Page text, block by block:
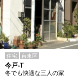
住宅 台東区
今戸-T
冬でも快適な三人の家